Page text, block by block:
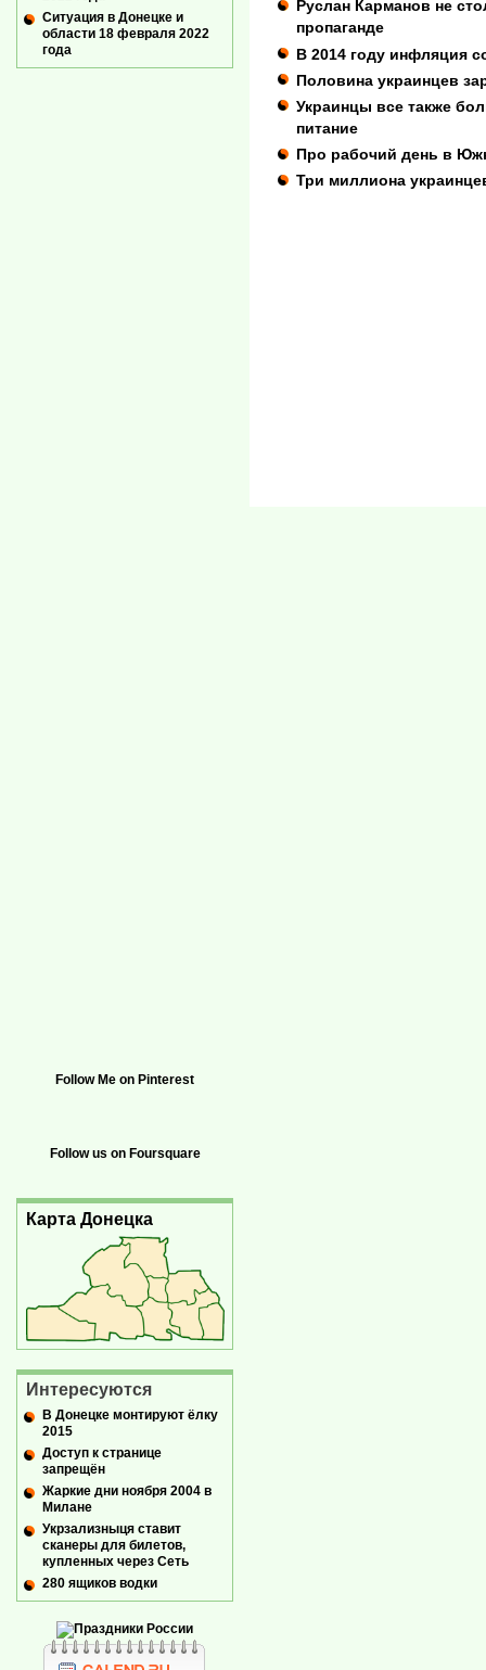
Руслан Карманов не
пропаганде
В 2014 году инфляция
Половина украинцев
Украинцы все также
питание
Про рабочий день в
Три миллиона
Ситуация в Донецке и
области 18 февраля 2022
года
Follow Me on Pinterest
Follow us on Foursquare
Карта Донецка
Интересуются
В Донецке монтируют ёлку
2015
Доступ к странице
запрещён
Жаркие дни ноября 2004 в
Милане
Укрзализныця ставит
сканеры для билетов,
купленных через Сеть
280 ящиков водки